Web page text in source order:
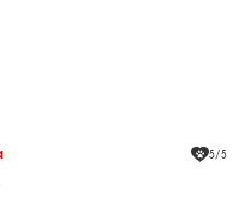
5/5